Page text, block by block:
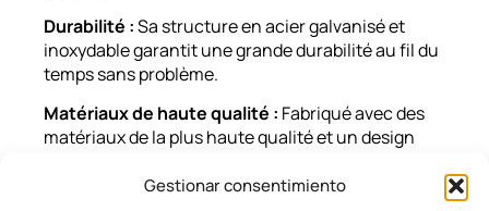
Gestionar consentimiento
Durabilité :Sa structure en acier galvanisé et
inoxydable garantit une grande durabilité au fil du
temps sans problème.
Matériaux de haute qualité : Fabriqué avec des
matériaux de la plus haute qualité et un design
son utilisation tant par les personnes ayant un